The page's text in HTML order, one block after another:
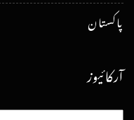
پاکستان
آرکائیوز